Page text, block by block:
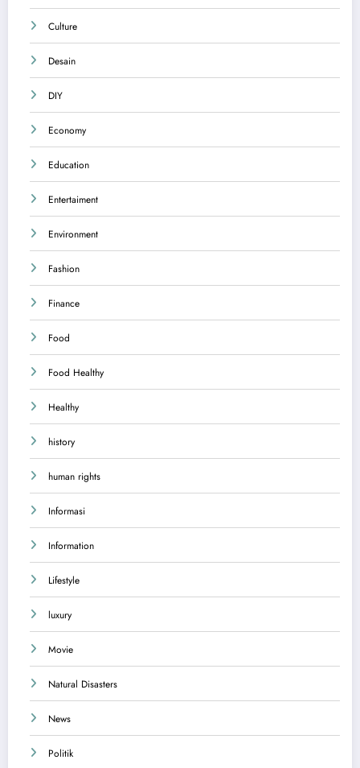
Culture
Desain
DIY
Economy
Education
Entertaiment
Environment
Fashion
Finance
Food
Food Healthy
Healthy
history
human rights
Informasi
Information
Lifestyle
luxury
Movie
Natural Disasters
News
Politik